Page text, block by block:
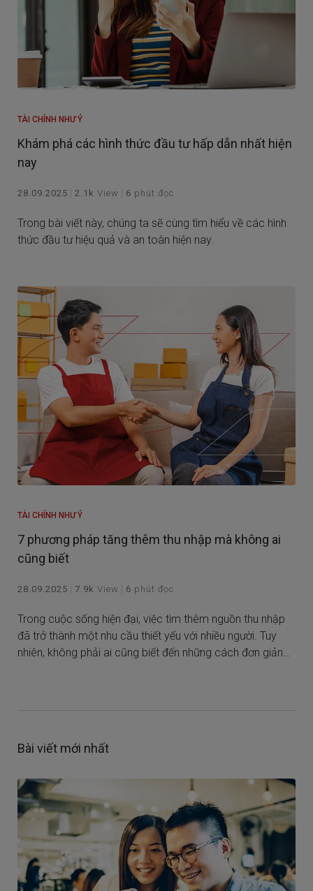
TÀI CHÍNH NHƯ Ý
Khám phá các hình thức đầu tư hấp dẫn nhất hiện
nay
28.09.2025 2.1k View 6 phút đọc
Trong bài viết này, chúng ta sẽ cùng tìm hiểu về các hình
thức đầu tư hiệu quả và an toàn hiện nay.
TÀI CHÍNH NHƯ Ý
7 phương pháp tăng thêm thu nhập mà không ai
cũng biết
28.09.2025 7.9k View 6 phút đọc
Trong cuộc sống hiện đại, việc tìm thêm nguồn thu nhập
đã trở thành một nhu cầu thiết yếu với nhiều người. Tuy
nhiên, không phải ai cũng biết đến những cách đơn giản
Bài viết mới nhất